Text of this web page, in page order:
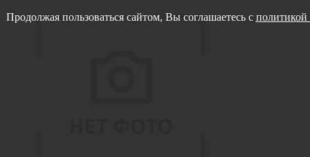
Продолжая пользоваться сайтом, Вы соглашаетесь с политикой